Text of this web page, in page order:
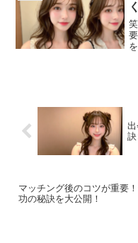
訣
マッチング後のコツが重要
功の秘訣を大公開！